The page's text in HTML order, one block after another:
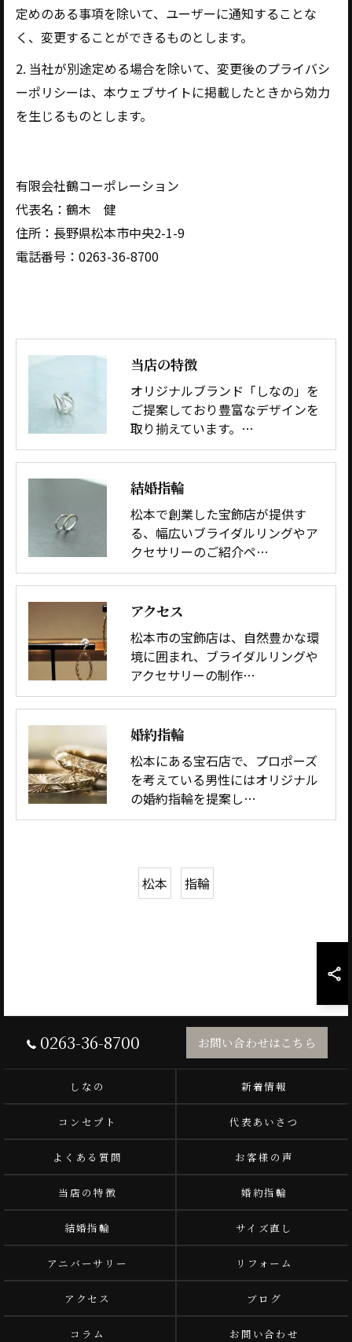
定めのある事項を除いて、ユーザーに通知することな
く、変更することができるものとします。
2. 当社が別途定める場合を除いて、変更後のプライバシ
ーポリシーは、本ウェブサイトに掲載したときから効力
を生じるものとします。
有限会社鶴コーポレーション
代表名：鶴木 健
住所：長野県松本市中央2-1-9
電話番号：0263-36-8700
当店の特徴
オリジナルブランド「しなの」を
ご提案しており豊富なデザインを
取り揃えています。…
結婚指輪
松本で創業した宝飾店が提供す
る、幅広いブライダルリングやア
クセサリーのご紹介ペ…
アクセス
松本市の宝飾店は、自然豊かな環
境に囲まれ、ブライダルリングや
アクセサリーの制作…
婚約指輪
松本にある宝石店で、プロポーズ
を考えている男性にはオリジナル
の婚約指輪を提案し…
松本 指輪
0263-36-8700 お問い合わせはこちら
しなの 新着情報
コンセプト 代表あいさつ
よくある質問 お客様の声
当店の特徴 婚約指輪
結婚指輪 サイズ直し
アニバーサリー リフォーム
アクセス ブログ
コラム お問い合わせ